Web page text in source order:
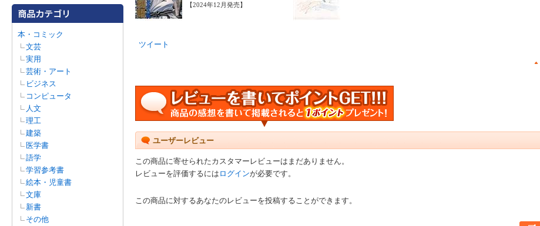
本・コミック
文芸
実用
芸術・アート
ビジネス
コンピュータ
人文
理工
建築
医学書
語学
学習参考書
絵本・児童書
文庫
新書
その他
【2024年12月発売】
ツイート
ユーザーレビュー
この商品に寄せられたカスタマーレビューはまだありません。
レビューを評価するには ログインが必要です。
この商品に対するあなたのレビューを投稿することができます。